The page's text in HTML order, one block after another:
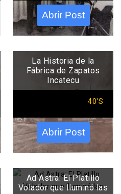
Abrir Post
La Historia de la
Fábrica de Zapatos
Incatecu
40'S
Abrir Post
Ad Astra: El Platillo
Volador que Iluminó las